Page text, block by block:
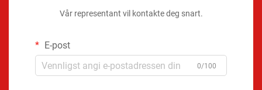
Vår representant vil kontakte deg snart.
E-post
0/100